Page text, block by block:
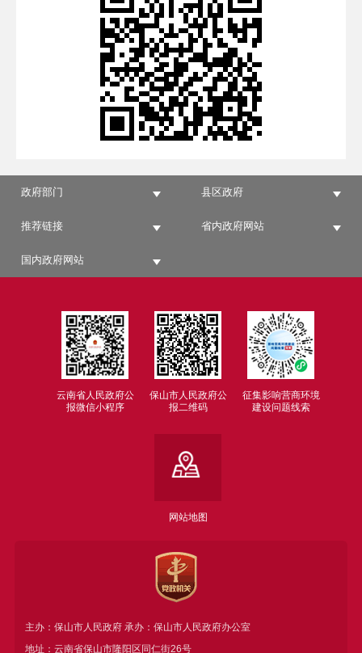
政府部门 县区政府
推荐链接 省内政府网站
国内政府网站
云南省人民政府公
报微信小程序
保山市人民政府公
报二维码
征集影响营商环境
建设问题线索
网站地图
主办：保山市人民政府 承办：保山市人民政府办公室
地址：云南省保山市隆阳区同仁街26号